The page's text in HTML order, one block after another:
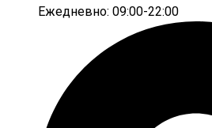
Ежедневно: 09:00-22:00